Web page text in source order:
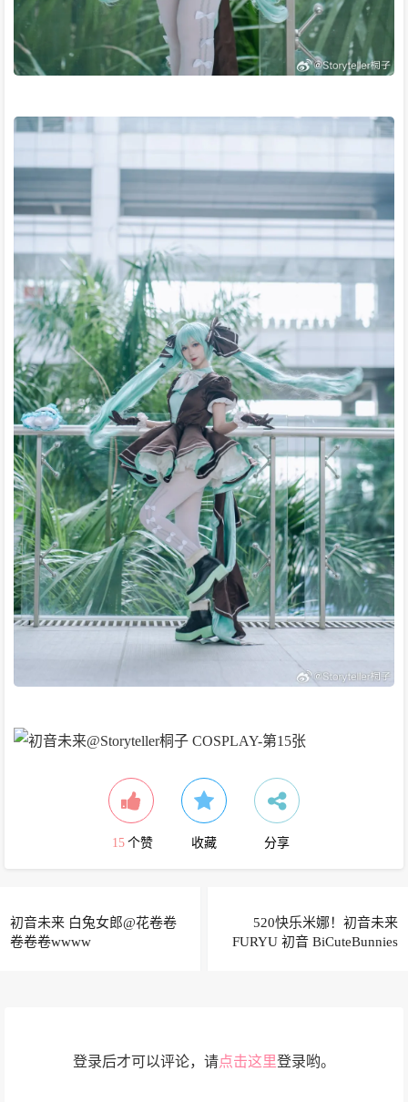
15 个赞 收藏 分享
初音未来 白兔女郎@花卷卷
卷卷卷wwww
520快乐米娜！初音未来
FURYU 初音 BiCuteBunnies
登录后才可以评论，请点击这里登录哟。